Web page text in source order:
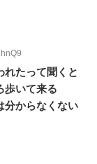
れたって聞くと
歩いて来る
分からなくない